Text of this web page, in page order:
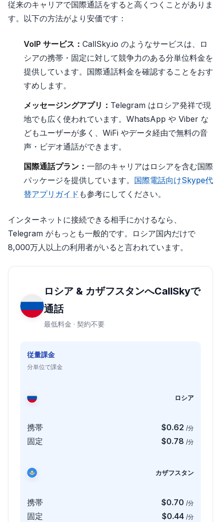
従来のキャリアで国際通話をすると高くつくことがありま
す。以下の方法がより安価です：
VoIP サービス： CallSky.io のようなサービスは、ロ
シアの携帯・固定に対して競争力のある分単位料金を
提供しています。国際通話料金を確認することをおす
すめします。
メッセージングアプリ： Telegram はロシア発祥で現
地でも広く使われています。WhatsApp や Viber な
どもユーザーが多く、WiFi やデータ経由で無料の音
声・ビデオ通話ができます。
国際通話プラン： 一部のキャリアはロシアを含む国際
パッケージを提供しています。 国際電話向けSkype代
替アプリガイド も参考にしてください。
インターネットに接続できる相手にかけるなら、
Telegram がもっとも一般的です。ロシア国内だけで
8,000万人以上の利用者がいると言われています。
ロシア & カザフスタンへCallSkyで
通話
最低料金 · 契約不要
従量課金
分単位で課金
ロシア
携帯 $0.62 /分
固定 $0.78 /分
カザフスタン
携帯 $0.70 /分
固定 $0.44 /分